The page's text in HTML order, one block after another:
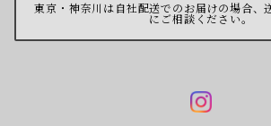
東京・神奈川は自社配送でのお届けの場合、
にご相談ください。